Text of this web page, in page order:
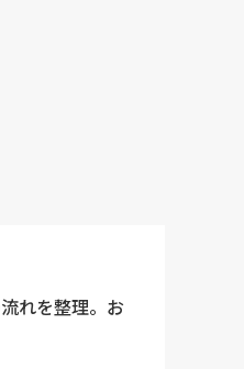
れを整理。お